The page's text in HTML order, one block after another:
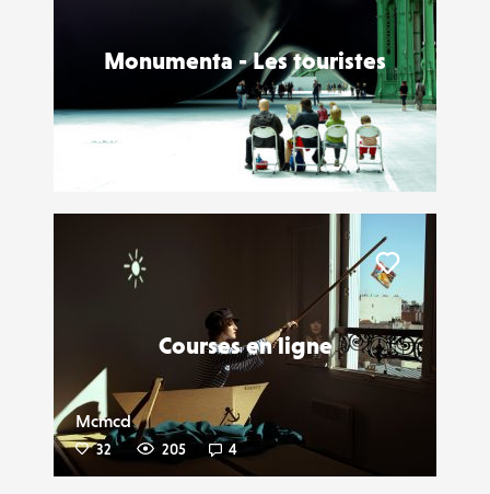
Monumenta - Les touristes
Louchki
Courses en ligne
Mcmcd
32 205 4